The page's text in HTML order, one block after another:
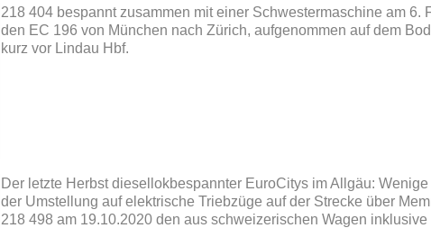
218 404 bespannt zusammen mit einer Schwestermaschine am 6.
den EC 196 von München nach Zürich, aufgenommen auf dem
kurz vor Lindau Hbf.
Der letzte Herbst diesellokbespannter EuroCitys im Allgäu:
der Umstellung auf elektrische Triebzüge auf der Strecke über
218 498 am 19.10.2020 den aus schweizerischen Wagen inklusive